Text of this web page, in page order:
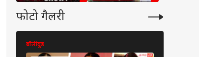
फोटो गैलरी
बॉलीवुड